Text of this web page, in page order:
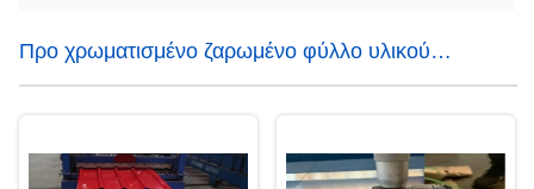
Προ χρωματισμένο ζαρωμένο φύλλο υλικού
κατασκευής σκεπής